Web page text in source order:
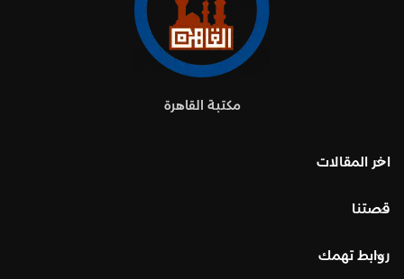
مكتبة القاهرة
اخر المقالات
قصتنا
روابط تهمك